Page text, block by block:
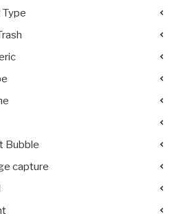
Type
Bubble
capture